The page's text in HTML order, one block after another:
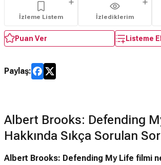
İzleme Listem İzlediklerim
Puan Ver Listeme
Paylaş:
Albert Brooks: Defending
Hakkında Sıkça Sorulan
Albert Brooks: Defending My Life filmi